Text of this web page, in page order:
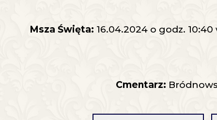
Msza Święta: 16.04.2024 o godz.
Cmentarz: